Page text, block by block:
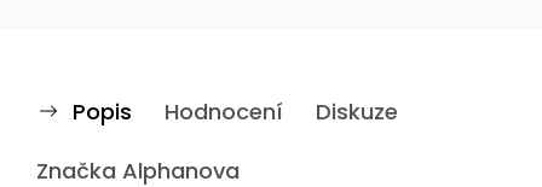
Popis Hodnocení
Diskuze
Značka Alphanova